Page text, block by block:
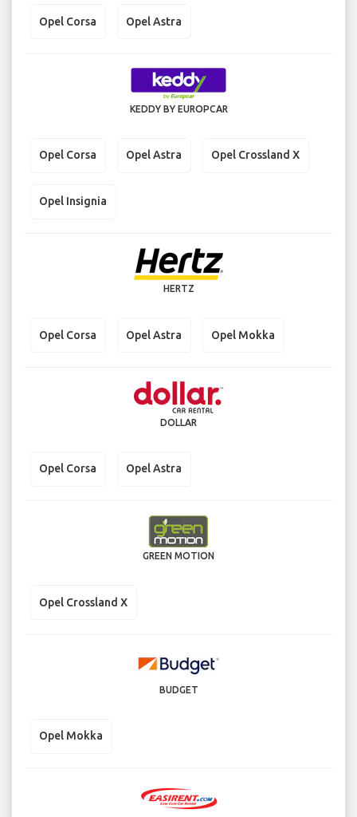
Opel Corsa Opel Astra
KEDDY BY EUROPCAR
Opel Corsa Opel Astra Opel Crossland X
Opel Insignia
HERTZ
Opel Corsa Opel Astra Opel Mokka
DOLLAR
Opel Corsa Opel Astra
GREEN MOTION
Opel Crossland X
BUDGET
Opel Mokka